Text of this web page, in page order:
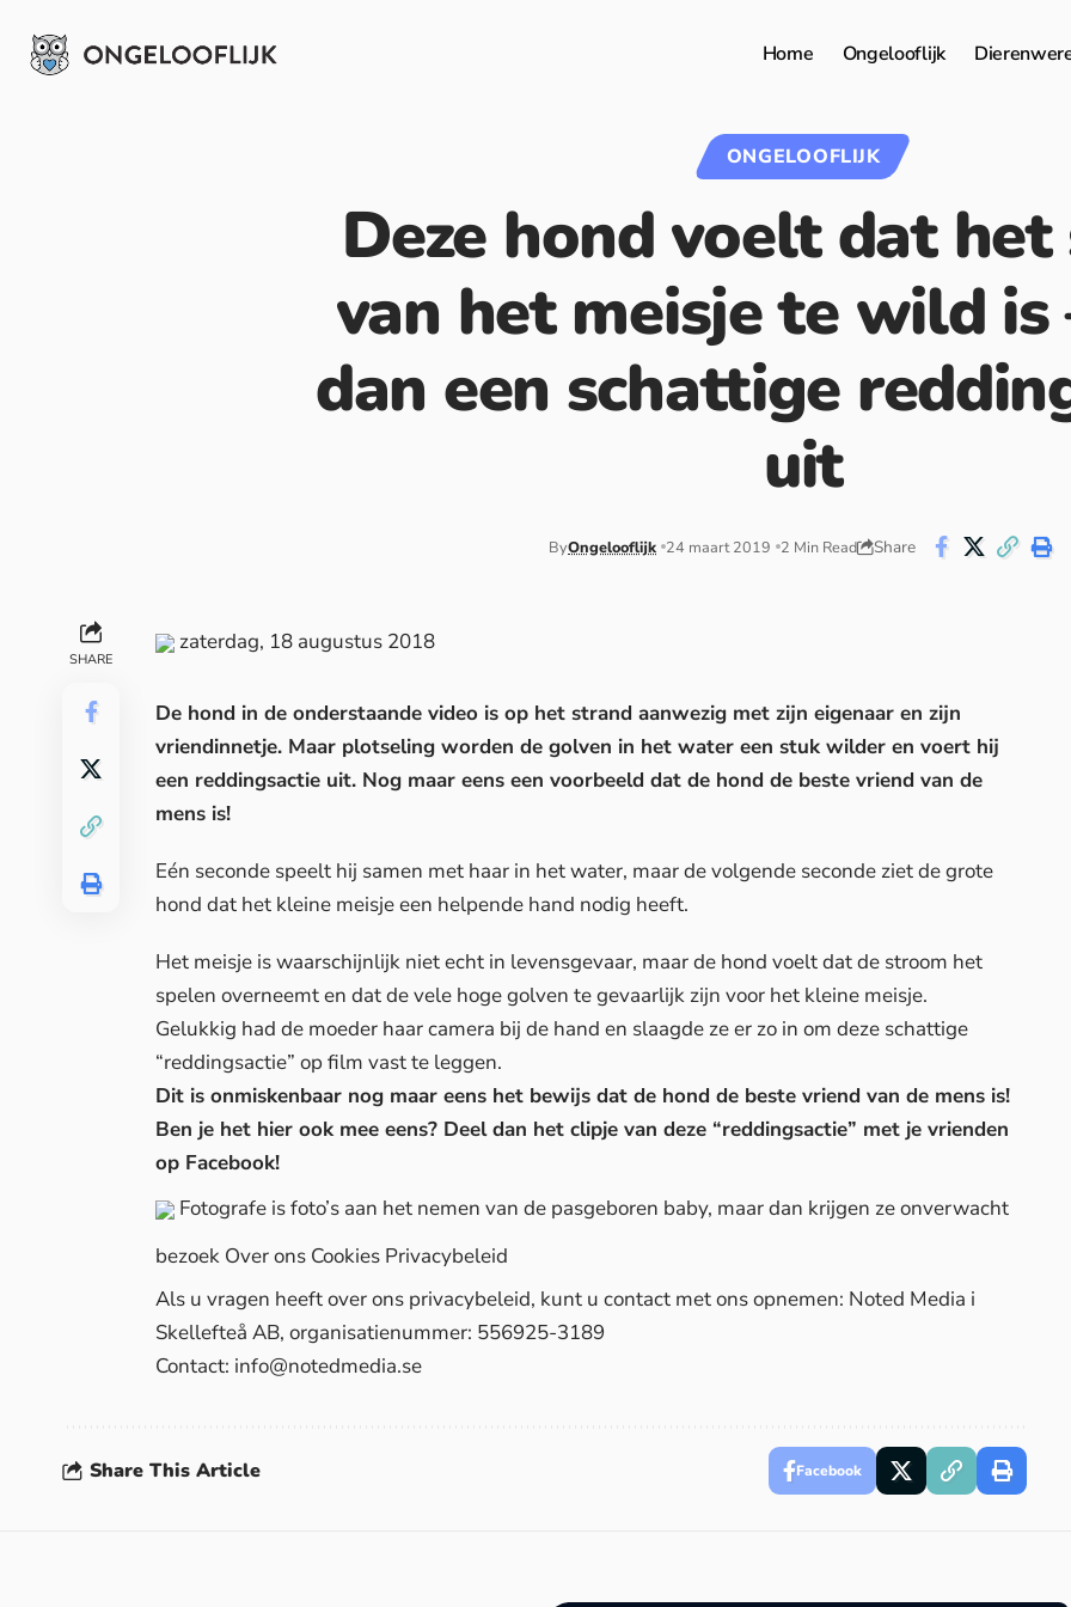
Home Ongelooflijk
ONGELOOFLIJK
Deze hond voelt dat het
van het meisje te wild is
dan een schattige
uit
ByOngelooflijk 24 maart 2019 2 Min Read Share
SHARE
zaterdag, 18 augustus 2018
De hond in de onderstaande video is op het strand aanwezig met zijn eigenaar en zijn
vriendinnetje. Maar plotseling worden de golven in het water een stuk wilder en voert hij
een reddingsactie uit. Nog maar eens een voorbeeld dat de hond de beste vriend van de
mens is!
Eén seconde speelt hij samen met haar in het water, maar de volgende seconde ziet de grote
hond dat het kleine meisje een helpende hand nodig heeft.
Het meisje is waarschijnlijk niet echt in levensgevaar, maar de hond voelt dat de stroom het
spelen overneemt en dat de vele hoge golven te gevaarlijk zijn voor het kleine meisje.
Gelukkig had de moeder haar camera bij de hand en slaagde ze er zo in om deze schattige
“reddingsactie” op film vast te leggen.
Dit is onmiskenbaar nog maar eens het bewijs dat de hond de beste vriend van de mens is!
Ben je het hier ook mee eens? Deel dan het clipje van deze “reddingsactie” met je vrienden
op Facebook!
Fotografe is foto’s aan het nemen van de pasgeboren baby, maar dan krijgen ze onverwacht
bezoek Over ons Cookies Privacybeleid
Als u vragen heeft over ons privacybeleid, kunt u contact met ons opnemen: Noted Media i
Skellefteå AB, organisatienummer: 556925-3189
Contact: info@notedmedia.se
Share This Article Facebook